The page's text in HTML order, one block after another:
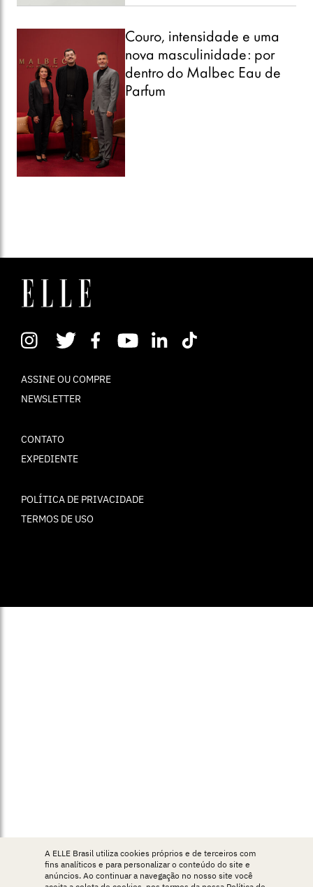
Couro, intensidade e uma
nova masculinidade: por
dentro do Malbec Eau de
Parfum
ASSINE OU COMPRE
NEWSLETTER
CONTATO
EXPEDIENTE
POLÍTICA DE PRIVACIDADE
TERMOS DE USO
A ELLE Brasil utiliza cookies próprios e de terceiros com
fins analíticos e para personalizar o conteúdo do site e
anúncios. Ao continuar a navegação no nosso site você